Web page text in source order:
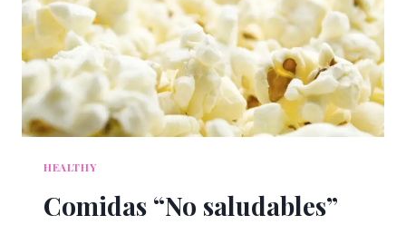
HEALTHY
Comidas “No saludables”